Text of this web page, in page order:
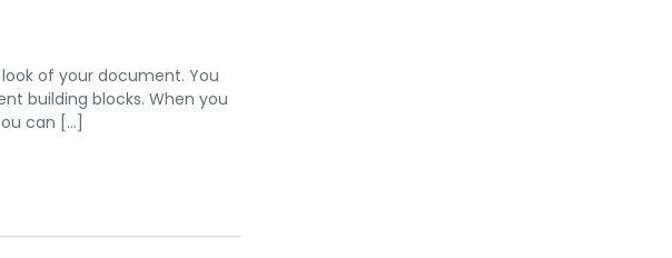
of your document. You
building blocks. When you
can […]